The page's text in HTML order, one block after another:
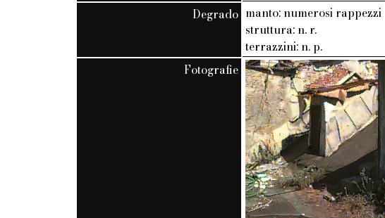
Degrado manto: numerosi rappezzi
struttura: n. r.
terrazzini: n. p.
Fotografie